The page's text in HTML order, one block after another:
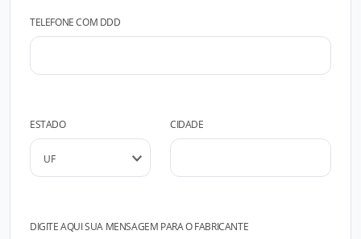
TELEFONE COM DDD
ESTADO CIDADE
DIGITE AQUI SUA MENSAGEM PARA O FABRICANTE